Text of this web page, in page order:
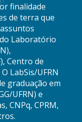
finalidade
de terra que
Laboratório
Centro de
LabSis/UFRN
graduação em
UFRN) e
CNPq, CPRM,